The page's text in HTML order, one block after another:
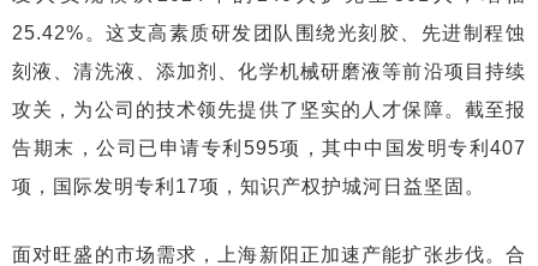
25.42%。这支高素质研发团队围绕光刻胶、先进制程蚀
刻液、清洗液、添加剂、化学机械研磨液等前沿项目持续
攻关，为公司的技术领先提供了坚实的人才保障。截至报
告期末，公司已申请专利595项，其中中国发明专利407
项，国际发明专利17项，知识产权护城河日益坚固。
面对旺盛的市场需求，上海新阳正加速产能扩张步伐。合